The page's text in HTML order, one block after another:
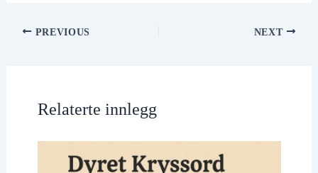
PREVIOUS NEXT
Relaterte innlegg